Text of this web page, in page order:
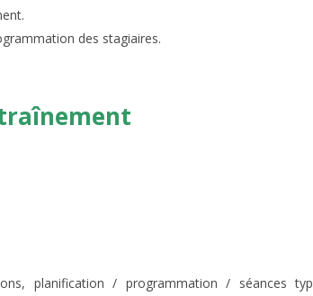
des stagiaires.
planification / programmation / séances